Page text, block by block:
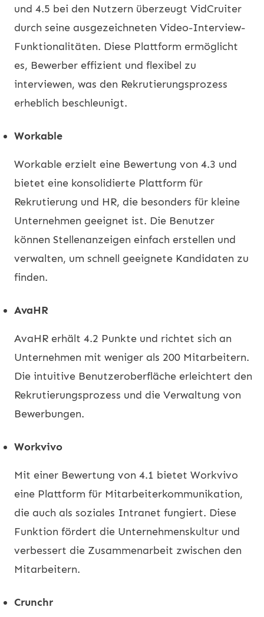
und 4.5 bei den Nutzern überzeugt VidCruiter
durch seine ausgezeichneten Video-Interview-
Funktionalitäten. Diese Plattform ermöglicht
es, Bewerber effizient und flexibel zu
interviewen, was den Rekrutierungsprozess
erheblich beschleunigt.
Workable
Workable erzielt eine Bewertung von 4.3 und
bietet eine konsolidierte Plattform für
Rekrutierung und HR, die besonders für kleine
Unternehmen geeignet ist. Die Benutzer
können Stellenanzeigen einfach erstellen und
verwalten, um schnell geeignete Kandidaten zu
finden.
AvaHR
AvaHR erhält 4.2 Punkte und richtet sich an
Unternehmen mit weniger als 200 Mitarbeitern.
Die intuitive Benutzeroberfläche erleichtert den
Rekrutierungsprozess und die Verwaltung von
Bewerbungen.
Workvivo
Mit einer Bewertung von 4.1 bietet Workvivo
eine Plattform für Mitarbeiterkommunikation,
die auch als soziales Intranet fungiert. Diese
Funktion fördert die Unternehmenskultur und
verbessert die Zusammenarbeit zwischen den
Mitarbeitern.
Crunchr